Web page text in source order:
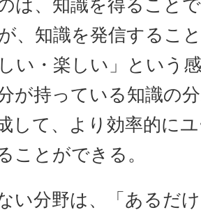
は、知識を得ること
、知識を発信するこ
い・楽しい」という
が持っている知識の
して、より効率的に
ことができる。
い分野は、「あるだ